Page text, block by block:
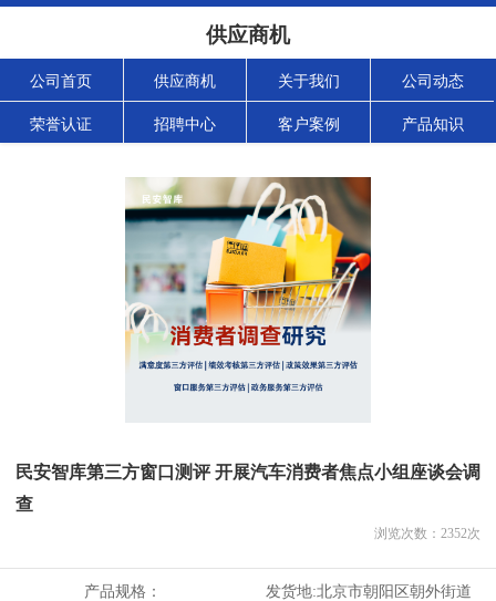
供应商机
公司首页 供应商机 关于我们 公司动态
荣誉认证 招聘中心 客户案例 产品知识
民安智库第三方窗口测评 开展汽车消费者焦点小组座谈会调
查
浏览次数： 2352次
产品规格： 发货地:北京市朝阳区朝外街道